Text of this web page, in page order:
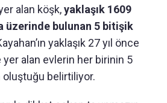
alan köşk,yaklaşık 1609
üzerinde bulunan 5 bitişik
yaklaşık 27 yıl önce
yer alan evlerin her birinin 5
oluştuğu belirtiliyor.